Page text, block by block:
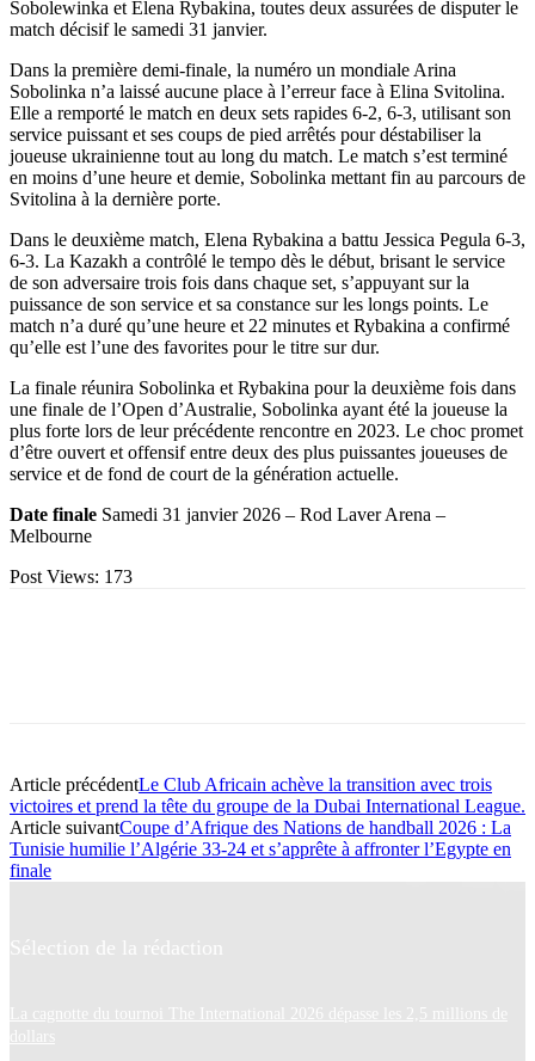
Sobolewinka et Elena Rybakina, toutes deux assurées de disputer le
match décisif le samedi 31 janvier.
Dans la première demi-finale, la numéro un mondiale Arina
Sobolinka n’a laissé aucune place à l’erreur face à Elina Svitolina.
Elle a remporté le match en deux sets rapides 6-2, 6-3, utilisant son
service puissant et ses coups de pied arrêtés pour déstabiliser la
joueuse ukrainienne tout au long du match. Le match s’est terminé
en moins d’une heure et demie, Sobolinka mettant fin au parcours de
Svitolina à la dernière porte.
Dans le deuxième match, Elena Rybakina a battu Jessica Pegula 6-3,
6-3. La Kazakh a contrôlé le tempo dès le début, brisant le service
de son adversaire trois fois dans chaque set, s’appuyant sur la
puissance de son service et sa constance sur les longs points. Le
match n’a duré qu’une heure et 22 minutes et Rybakina a confirmé
qu’elle est l’une des favorites pour le titre sur dur.
La finale réunira Sobolinka et Rybakina pour la deuxième fois dans
une finale de l’Open d’Australie, Sobolinka ayant été la joueuse la
plus forte lors de leur précédente rencontre en 2023. Le choc promet
d’être ouvert et offensif entre deux des plus puissantes joueuses de
service et de fond de court de la génération actuelle.
Date finale Samedi 31 janvier 2026 – Rod Laver Arena –
Melbourne
Post Views: 173
Article précédentLe Club Africain achève la transition avec trois
victoires et prend la tête du groupe de la Dubai International League.
Article suivantCoupe d’Afrique des Nations de handball 2026 : La
Tunisie humilie l’Algérie 33-24 et s’apprête à affronter l’Egypte en
finale
Sélection de la rédaction
La cagnotte du tournoi The International 2026 dépasse les 2,5 millions de
dollars